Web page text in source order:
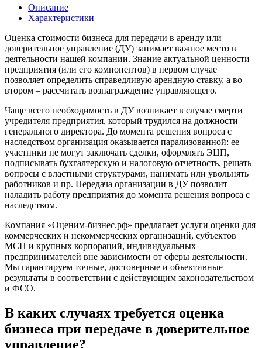
Описание
Характеристики
Оценка стоимости бизнеса для передачи в аренду или
доверительное управление (ДУ) занимает важное место в
деятельности нашей компании. Знание актуальной ценности
предприятия (или его компонентов) в первом случае
позволяет определить справедливую арендную ставку, а во
втором – рассчитать вознаграждение управляющего.
Чаще всего необходимость в ДУ возникает в случае смерти
учредителя предприятия, который трудился на должности
генерального директора. До момента решения вопроса с
наследством организация оказывается парализованной: ее
участники не могут заключать сделки, оформлять ЭЦП,
подписывать бухгалтерскую и налоговую отчетность, решать
вопросы с властными структурами, нанимать или увольнять
работников и пр. Передача организации в ДУ позволит
наладить работу предприятия до момента решения вопроса с
наследством.
Компания «Оценим-бизнес.рф» предлагает услуги оценки для
коммерческих и некоммерческих организаций, субъектов
МСП и крупных корпораций, индивидуальных
предпринимателей вне зависимости от сферы деятельности.
Мы гарантируем точные, достоверные и объективные
результаты в соответствии с действующим законодательством
и ФСО.
В каких случаях требуется оценка
бизнеса при передаче в доверительное
управление?
Белорецк
Белореченск
Белоярский
Бердск
Березники
Бийск
Биробиджан
Бирск
Благовещенск
Благодарный
Богородицк
Боготол
Бор
Борзя
Борисоглебск
Боровичи
Братск
Брянск
Бугульма